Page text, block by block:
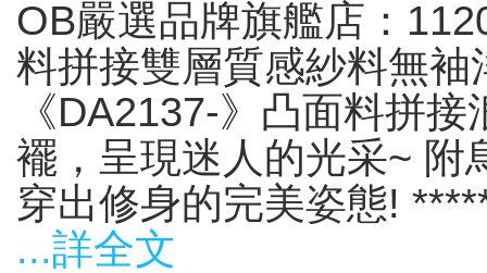
OB嚴選品牌旗艦店：
料拼接雙層質感紗料無
《DA2137-》凸面料拼
襬，呈現迷人的光采~ 附
穿出修身的完美姿態!
...詳全文